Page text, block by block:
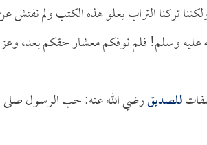
تركنا التراب يعلو هذه الكتب ولم نفتش
وسلم! فلم نوفكم معشار حقكم بعد،
للصديقرضي الله عنه: حب الرسول صلى